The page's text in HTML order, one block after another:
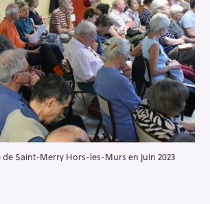
de Saint-Merry Hors-les-Murs en juin 2023